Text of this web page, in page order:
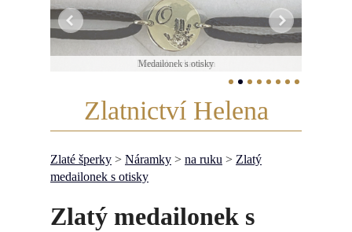
Náramek s vltavínem
Medailonek s otisky
Zlatnictví Helena
Zlaté šperky > Náramky > na ruku > Zlatý
medailonek s otisky
Zlatý medailonek s